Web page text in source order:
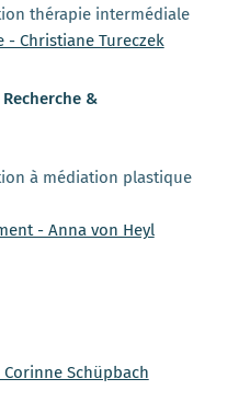
thérapie intermédiale
Christiane Tureczek
&
à médiation plastique
- Anna von Heyl
Schüpbach